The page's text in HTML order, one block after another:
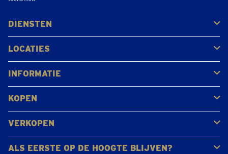
DIENSTEN
Kopen
Verkopen
Veilen
LOCATIES
Antwerpen
Brugge
Kapellen
Leuven
Mol
Schilde
Sint-Niklaas
Bekijk alle locaties
INFORMATIE
Veelgestelde vragen
Klantbeoordelingen
KOPEN
Goud kopen
Platina en palladium kopen
Zilver kopen
VERKOPEN
Gouden juwelen
Gouden munten
Gouden staven
ALS EERSTE OP DE HOOGTE BLIJVEN?